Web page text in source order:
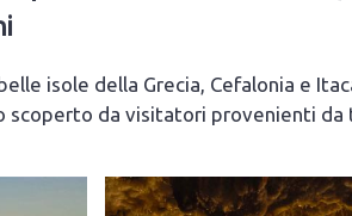
isole della Grecia, Cefalonia e
da visitatori provenienti da